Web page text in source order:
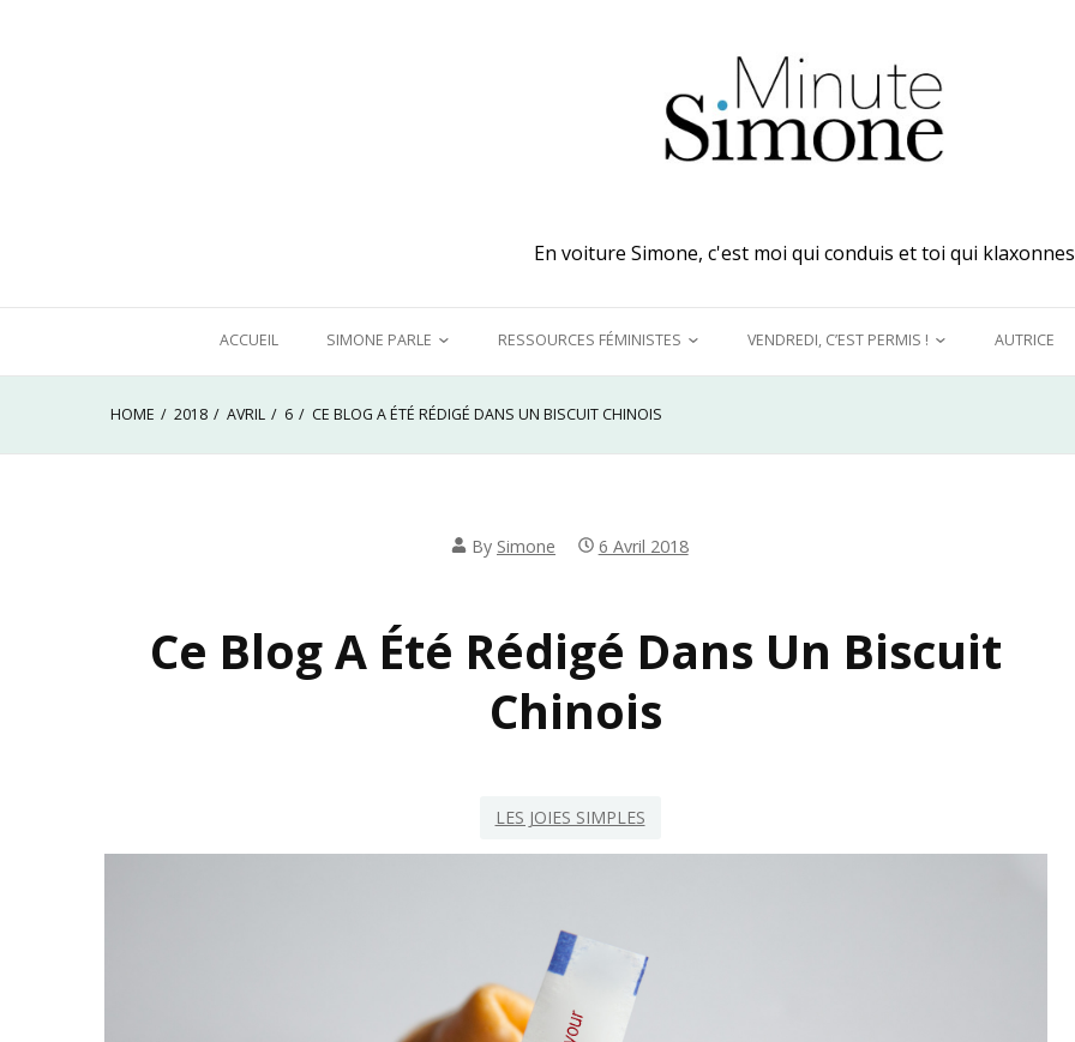
En voiture Simone, c'est moi qui conduis et toi qui
ACCUEIL SIMONE PARLE
CHRONIQUE D’UNE FÉMINISTE
RESSOURCES FÉMINISTES
DANS MES OREILLES
INSPIRATION
VENDREDI, C’EST PERMIS ! AUTRICE
HOME 2018 AVRIL 6 CE BLOG A ÉTÉ RÉDIGÉ DANS UN BISCUIT CHINOIS
By Simone 6 Avril 2018
Ce Blog A Été Rédigé Dans Un Biscuit
Chinois
LES JOIES SIMPLES